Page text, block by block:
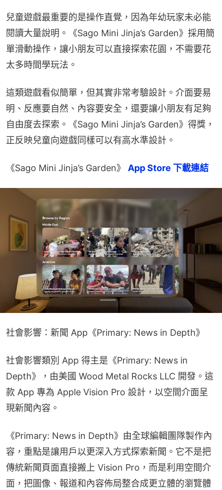
兒童遊戲最重要的是操作直覺，因為年幼玩家未必能
閱讀大量說明。《Sago Mini Jinja’s Garden》採用簡
單滑動操作，讓小朋友可以直接探索花園，不需要花
太多時間學玩法。
這類遊戲看似簡單，但其實非常考驗設計。介面要易
明、反應要自然、內容要安全，還要讓小朋友有足夠
自由度去探索。《Sago Mini Jinja’s Garden》得獎，
正反映兒童向遊戲同樣可以有高水準設計。
《Sago Mini Jinja’s Garden》 App Store 下載連結
社會影響：新聞 App《Primary: News in Depth》
社會影響類別 App 得主是《Primary: News in
Depth》，由美國 Wood Metal Rocks LLC 開發。這
款 App 專為 Apple Vision Pro 設計，以空間介面呈
現新聞內容。
《Primary: News in Depth》由全球編輯團隊製作內
容，重點是讓用戶以更深入方式探索新聞。它不是把
傳統新聞頁面直接搬上 Vision Pro，而是利用空間介
面，把圖像、報道和內容佈局整合成更立體的瀏覽體